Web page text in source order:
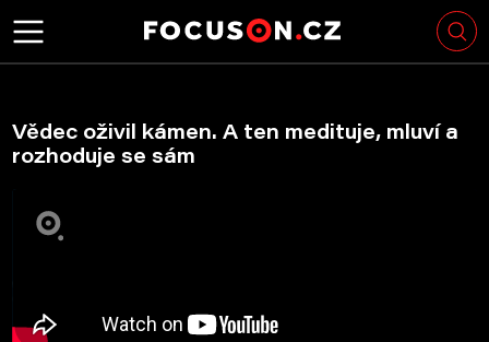
Vědec oživil kámen. A ten medituje, mluví a
rozhoduje se sám